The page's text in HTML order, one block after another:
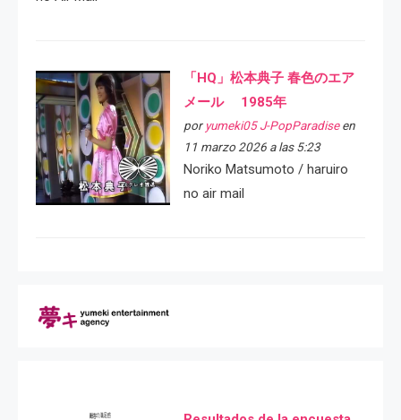
「HQ」松本典子 春色のエア
メール 1985年
por yumeki05 J-PopParadiseen
11 marzo 2026 a las 5:23
Noriko Matsumoto / haruiro
no air mail